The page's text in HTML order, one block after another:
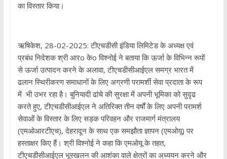
का विस्तार किया।
ऋषिकेश, 28-02-2025: टीएचडीसी इंडिया लिमिटेड के अध्यक्ष एवं
प्रबंध निदेशक श्री आरo केo विश्नोई ने बताया कि ऊर्जा के विभिन्न रूपों
से ऊर्जा उत्पादन करने के अलावा, टीएचडीसीआईएल समग्र भारत में
ढलान स्थिरीकरण समाधानों के लिए अग्रणी परामर्शी सेवा प्रदाता के रूप
में भी उभर रहा है। बुनियादी ढांचे की सुरक्षा में अपनी भूमिका को सुदृढ
करते हुए, टीएचडीसीआईएल ने अतिरिक्त तीन वर्षों के लिए अपनी परामर्श
सेवाओं के विस्तार के लिए सड़क परिवहन और राजमार्ग मंत्रालय
(एमओआरटीएच), देहरादून के साथ एक समझौता ज्ञापन (एमओयू) पर
हस्ताक्षर किए हैं। श्री विश्नोई ने कहा कि एमओयू के तहत,
टीएचडीसीआईएल भूस्खलन की आशंका वाले क्षेत्रों का अध्ययन करने और